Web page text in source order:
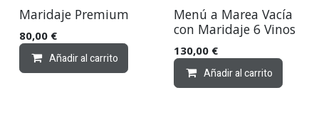
Maridaje Premium
80,00 €
Añadir al carrito Añadir a lista de deseos
Menú a Marea Vacía
con Maridaje 6 Vinos
130,00€
Añadir al carrito